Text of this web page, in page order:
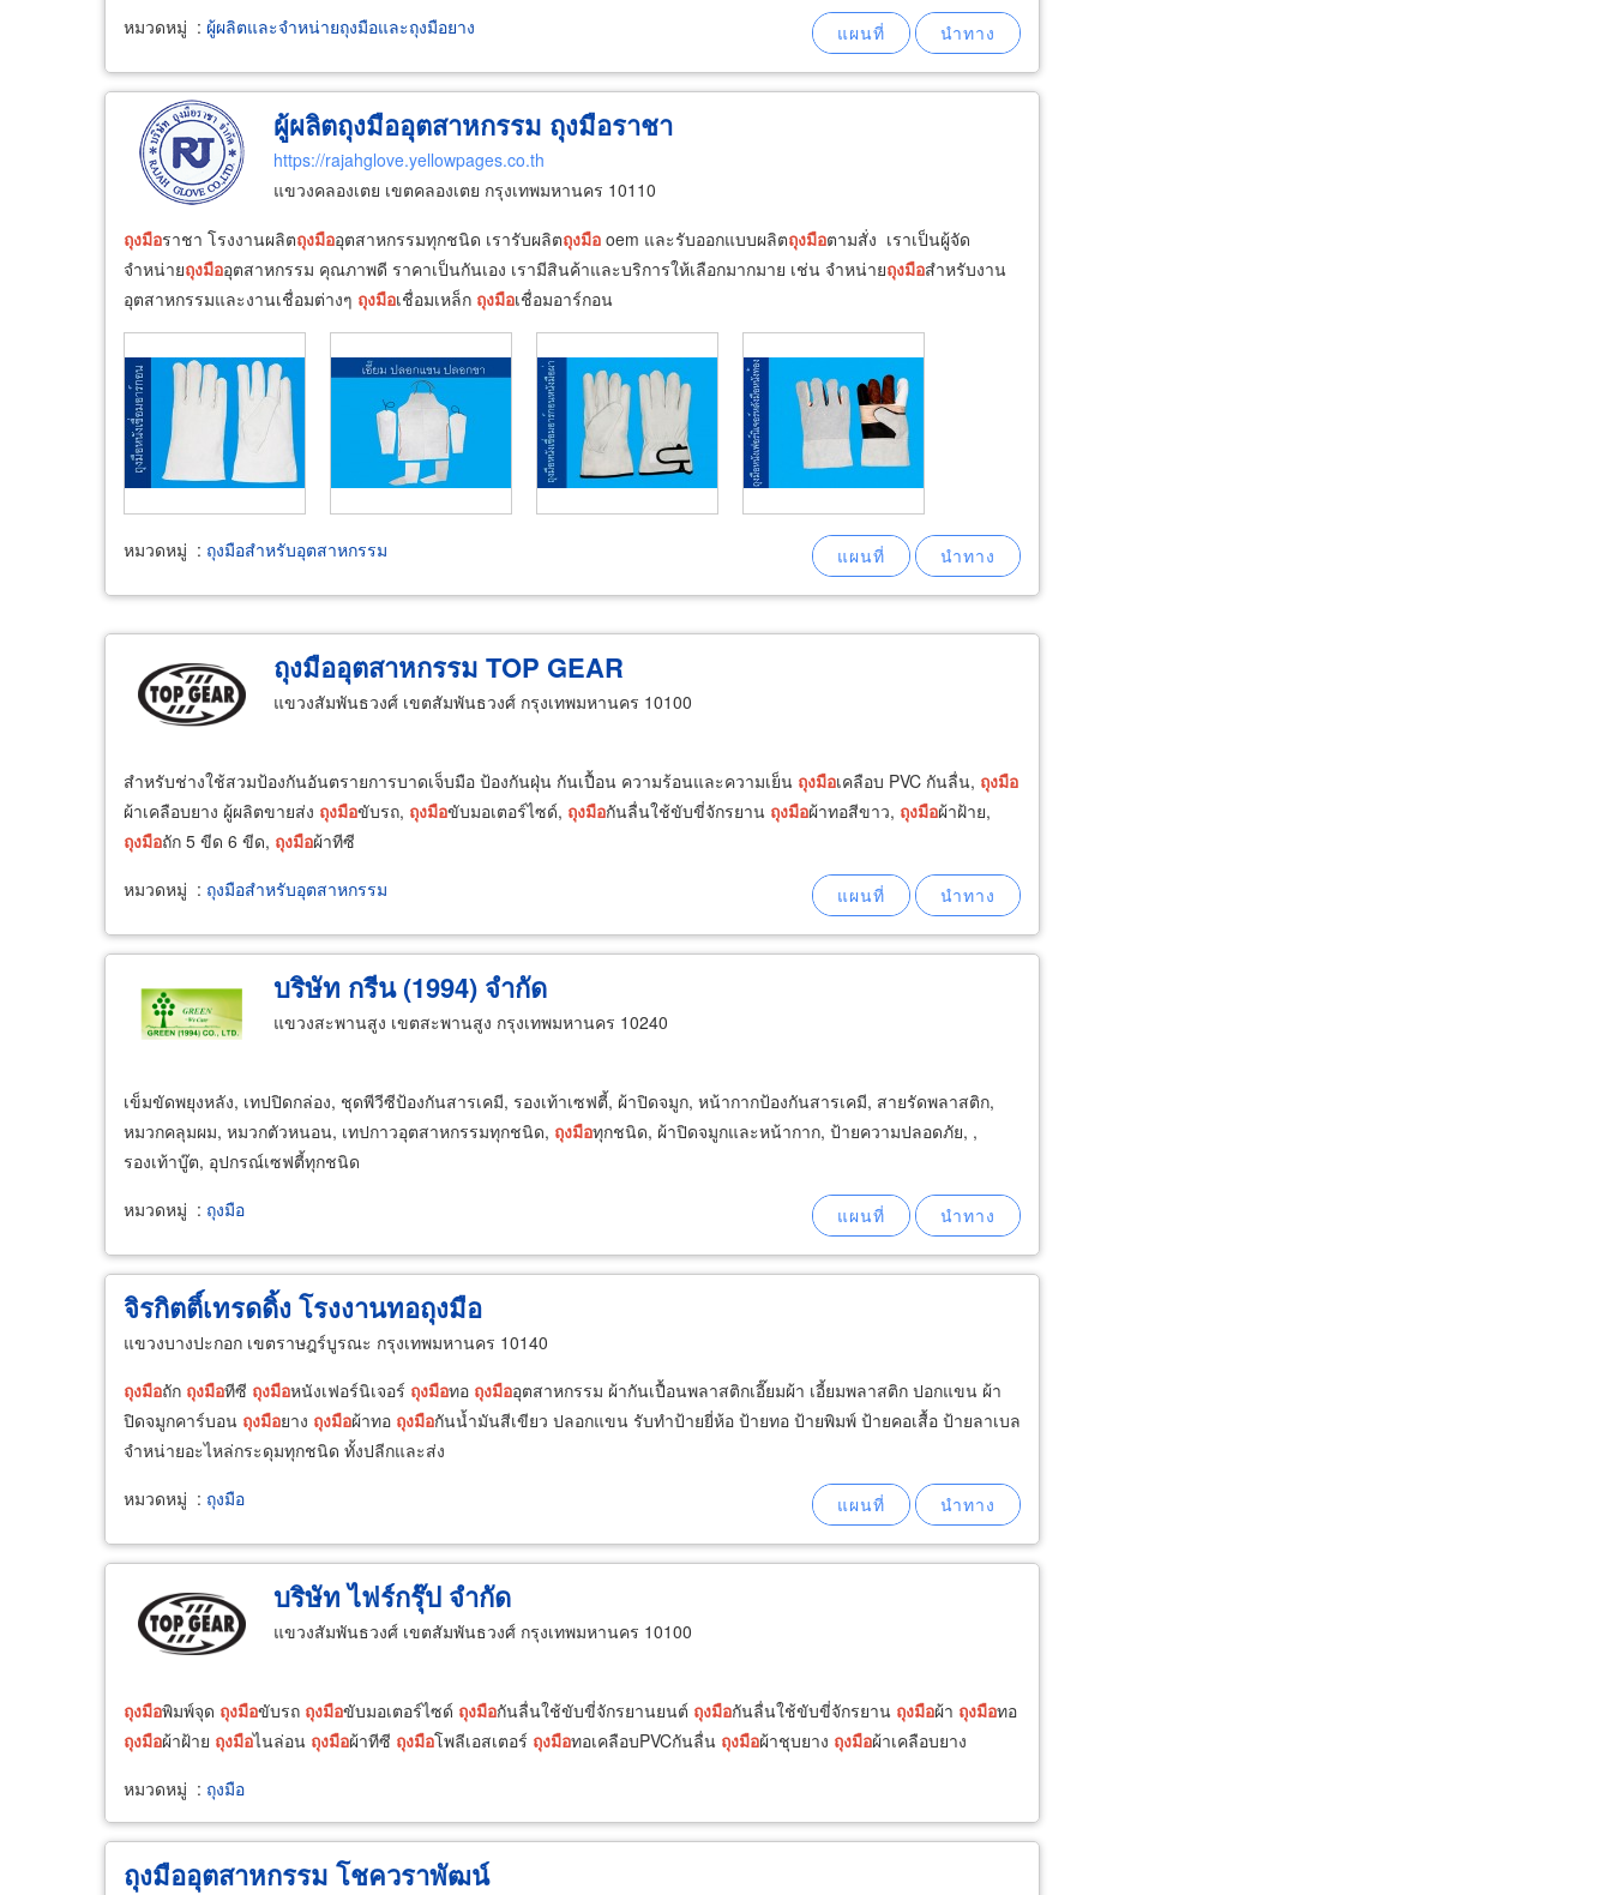
หมวดหมู่ : ผู้ผลิตและจำหน่ายถุงมือและถุงมือยาง
ผู้ผลิตถุงมืออุตสาหกรรม ถุงมือราชา
https://rajahglove.yellowpages.co.th
แขวงคลองเตย เขตคลองเตย กรุงเทพมหานคร 10110
ถุงมือราชา โรงงานผลิตถุงมืออุตสาหกรรมทุกชนิด เรารับผลิตถุงมือ oem และรับออกแบบผลิตถุงมือตามสั่ง เราเป็นผู้จัด
จำหน่ายถุงมืออุตสาหกรรม คุณภาพดี ราคาเป็นกันเอง เรามีสินค้าและบริการให้เลือกมากมาย เช่น จำหน่ายถุงมือสำหรับงาน
อุตสาหกรรมและงานเชื่อมต่างๆ ถุงมือเชื่อมเหล็ก ถุงมือเชื่อมอาร์กอน
หมวดหมู่ : ถุงมือสำหรับอุตสาหกรรม
ถุงมืออุตสาหกรรม TOP GEAR
แขวงสัมพันธวงศ์ เขตสัมพันธวงศ์ กรุงเทพมหานคร 10100
สำหรับช่างใช้สวมป้องกันอันตรายการบาดเจ็บมือ ป้องกันฝุ่น กันเปื้อน ความร้อนและความเย็น ถุงมือเคลือบ PVC กันลื่น, ถุงมือ
ผ้าเคลือบยาง ผู้ผลิตขายส่ง ถุงมือขับรถ, ถุงมือขับมอเตอร์ไซด์, ถุงมือกันลื่นใช้ขับขี่จักรยาน ถุงมือผ้าทอสีขาว, ถุงมือผ้าฝ้าย,
ถุงมือถัก 5 ขีด 6 ขีด, ถุงมือผ้าทีซี
หมวดหมู่ : ถุงมือสำหรับอุตสาหกรรม
บริษัท กรีน (1994) จำกัด
แขวงสะพานสูง เขตสะพานสูง กรุงเทพมหานคร 10240
เข็มขัดพยุงหลัง, เทปปิดกล่อง, ชุดพีวีซีป้องกันสารเคมี, รองเท้าเซฟตี้, ผ้าปิดจมูก, หน้ากากป้องกันสารเคมี, สายรัดพลาสติก,
หมวกคลุมผม, หมวกตัวหนอน, เทปกาวอุตสาหกรรมทุกชนิด, ถุงมือทุกชนิด, ผ้าปิดจมูกและหน้ากาก, ป้ายความปลอดภัย, ,
รองเท้าบู๊ต, อุปกรณ์เซฟตี้ทุกชนิด
หมวดหมู่ : ถุงมือ
จิรกิตติ์เทรดดิ้ง โรงงานทอถุงมือ
แขวงบางปะกอก เขตราษฎร์บูรณะ กรุงเทพมหานคร 10140
ถุงมือถัก ถุงมือทีซี ถุงมือหนังเฟอร์นิเจอร์ ถุงมือทอ ถุงมืออุตสาหกรรม ผ้ากันเปื้อนพลาสติกเอี๊ยมผ้า เอี้ยมพลาสติก ปอกแขน ผ้า
ปิดจมูกคาร์บอน ถุงมือยาง ถุงมือผ้าทอ ถุงมือกันน้ำมันสีเขียว ปลอกแขน รับทำป้ายยี่ห้อ ป้ายทอ ป้ายพิมพ์ ป้ายคอเสื้อ ป้ายลาเบล
จำหน่ายอะไหล่กระดุมทุกชนิด ทั้งปลีกและส่ง
หมวดหมู่ : ถุงมือ
บริษัท ไฟร์กรุ๊ป จำกัด
แขวงสัมพันธวงศ์ เขตสัมพันธวงศ์ กรุงเทพมหานคร 10100
ถุงมือพิมพ์จุด ถุงมือขับรถ ถุงมือขับมอเตอร์ไซด์ ถุงมือกันลื่นใช้ขับขี่จักรยานยนต์ ถุงมือกันลื่นใช้ขับขี่จักรยาน ถุงมือผ้า ถุงมือทอ
ถุงมือผ้าฝ้าย ถุงมือไนล่อน ถุงมือผ้าทีซี ถุงมือโพลีเอสเตอร์ ถุงมือทอเคลือบPVCกันลื่น ถุงมือผ้าชุบยาง ถุงมือผ้าเคลือบยาง
หมวดหมู่ : ถุงมือ
ถุงมืออุตสาหกรรม โชควราพัฒน์